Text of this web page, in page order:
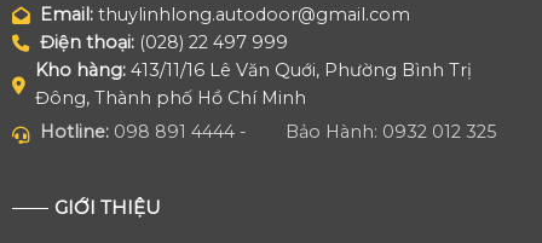
Email: thuylinhlong.autodoor@gmail.com
Điện thoại:(028) 22 497 999
Kho hàng:413/11/16 Lê Văn Quới, Phường Bình Trị
Đông, Thành phố Hồ Chí Minh
Hotline: 098 891 4444 - Bảo Hành: 0932 012 325
GIỚI THIỆU